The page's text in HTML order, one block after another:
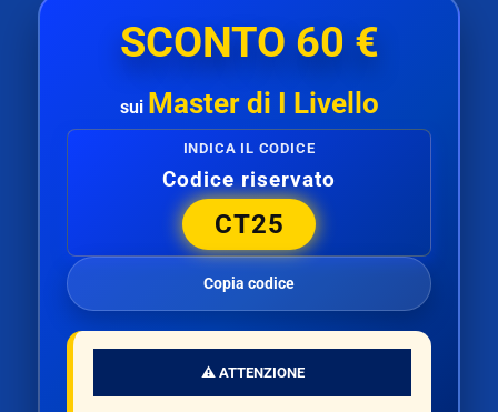
SCONTO 60 €
sui Master di I Livello
INDICA IL CODICE
Codice riservato
CT25
Copia codice
⚠️ ATTENZIONE